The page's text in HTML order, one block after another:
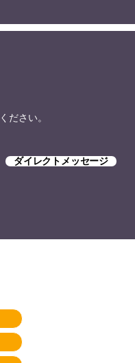
ださい。
ダイレクトメッセージ